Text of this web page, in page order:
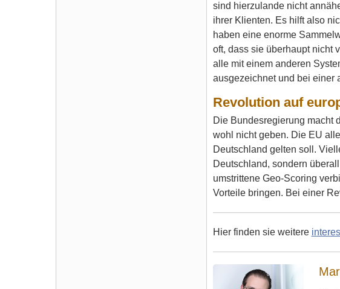
sind hierzulande nicht
ihrer Klienten. Es hilft also
haben eine enorme
oft, dass sie überhaupt nicht
alle mit einem anderen
ausgezeichnet und bei einer
Revolution auf
Die Bundesregierung macht
wohl nicht geben. Die EU
Deutschland gelten soll.
Deutschland, sondern
umstrittene Geo-Scoring
Vorteile bringen. Bei einer
Hier finden sie weitere